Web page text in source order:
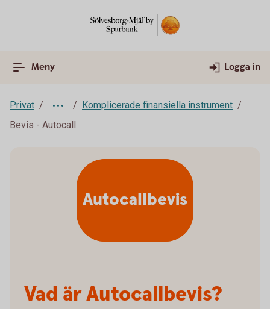
Meny Logga in
Privat
Komplicerade finansiella instrument
Bevis - Autocall
Vad är Autocallbevis?
Autocallbevis